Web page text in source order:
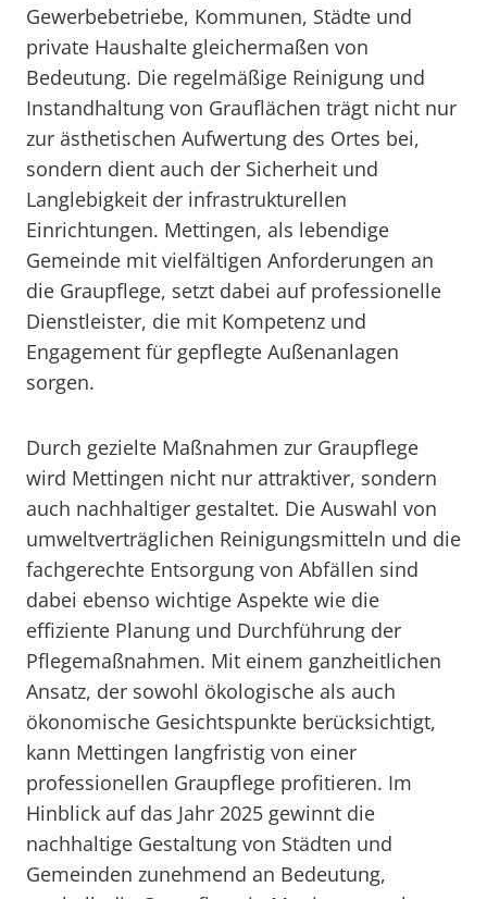
Gewerbebetriebe, Kommunen, Städte und
private Haushalte gleichermaßen von
Bedeutung. Die regelmäßige Reinigung und
Instandhaltung von Grauflächen trägt nicht nur
zur ästhetischen Aufwertung des Ortes bei,
sondern dient auch der Sicherheit und
Langlebigkeit der infrastrukturellen
Einrichtungen. Mettingen, als lebendige
Gemeinde mit vielfältigen Anforderungen an
die Graupflege, setzt dabei auf professionelle
Dienstleister, die mit Kompetenz und
Engagement für gepflegte Außenanlagen
sorgen.
Durch gezielte Maßnahmen zur Graupflege
wird Mettingen nicht nur attraktiver, sondern
auch nachhaltiger gestaltet. Die Auswahl von
umweltverträglichen Reinigungsmitteln und die
fachgerechte Entsorgung von Abfällen sind
dabei ebenso wichtige Aspekte wie die
effiziente Planung und Durchführung der
Pflegemaßnahmen. Mit einem ganzheitlichen
Ansatz, der sowohl ökologische als auch
ökonomische Gesichtspunkte berücksichtigt,
kann Mettingen langfristig von einer
professionellen Graupflege profitieren. Im
Hinblick auf das Jahr 2025 gewinnt die
nachhaltige Gestaltung von Städten und
Gemeinden zunehmend an Bedeutung,